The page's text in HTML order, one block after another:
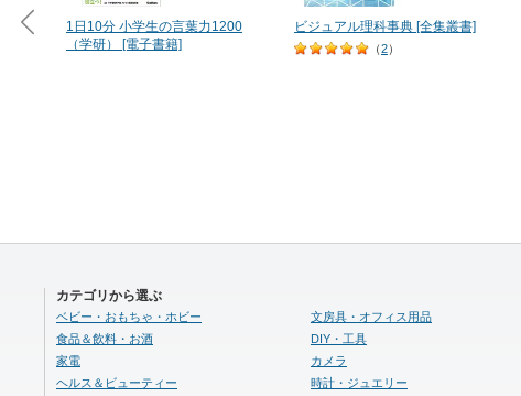
1日10分 小学生の言葉力1200
（学研） [電子書籍]
ビジュアル理科事典 [全集叢書]
（2）
カテゴリから選ぶ
ベビー・おもちゃ・ホビー
食品＆飲料・お酒
家電
ヘルス＆ビューティー
文房具・オフィス用品
DIY・工具
カメラ
時計・ジュエリー